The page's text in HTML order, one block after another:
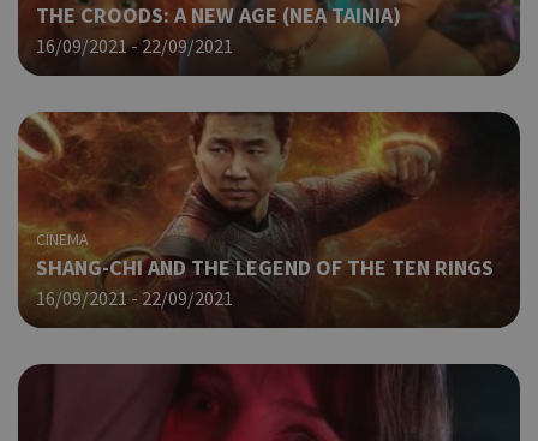
THE CROODS: A NEW AGE (ΝΕΑ ΤΑΙΝΙΑ)
16/09/2021 - 22/09/2021
CINEMA
SHANG-CHI AND THE LEGEND OF THE TEN RINGS
16/09/2021 - 22/09/2021